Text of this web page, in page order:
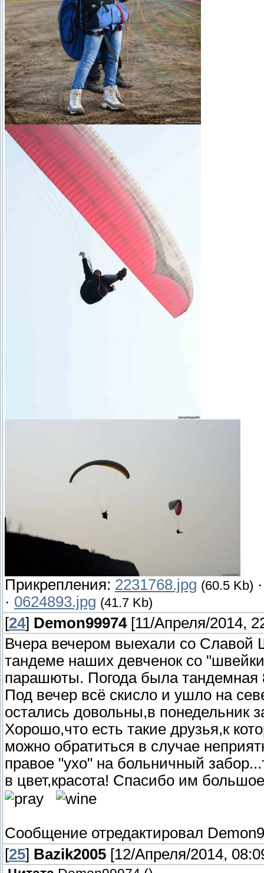
Прикрепления: 2231768.jpg (60.5 Kb)
· 0624893.jpg (41.7 Kb)
[24] Demon99974[11/Апреля/2014,
Вчера вечером выехали со Славой
тандеме наших девченок со
парашюты. Погода была тандемная
Под вечер всё скисло и ушло на
остались довольны,в понедельник
Хорошо,что есть такие друзья,к
можно обратиться в случае
правое "ухо" на больничный
в цвет,красота! Спасибо им большое
Сообщение отредактировал
[25] Bazik2005 [12/Апреля/2014,